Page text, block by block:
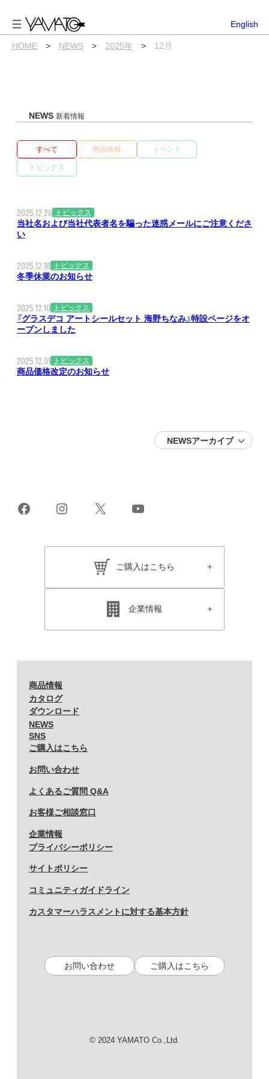
容
を
ス
キ
English
HOME > NEWS > 2025年 > 12月
NEWS 新着情報
すべて 商品情報 イベント
トピックス
2025.12.26 トピックス
当社名および当社代表者名を騙った迷惑メールにご注意くださ
い
2025.12.18 トピックス
冬季休業のお知らせ
2025.12.10 トピックス
『グラスデコ アートシールセット 海野ちなみ』特設ページをオ
ープンしました
2025.12.01 トピックス
商品価格改定のお知らせ
NEWSアーカイブ
2014 (11)
2012 (13)
2010 (17)
FacebookInstagram
X YouTube
ご購入はこちら
企業情報
商品情報
カタログ
ダウンロード
NEWS
SNS
ご購入はこちら
お問い合わせ
よくあるご質問 Q&A
お客様ご相談窓口
企業情報
プライバシーポリシー
サイトポリシー
コミュニティガイドライン
カスタマーハラスメントに対する基本方針
お問い合わせ ご購入はこちら
© 2024 YAMATO Co.,Ltd.